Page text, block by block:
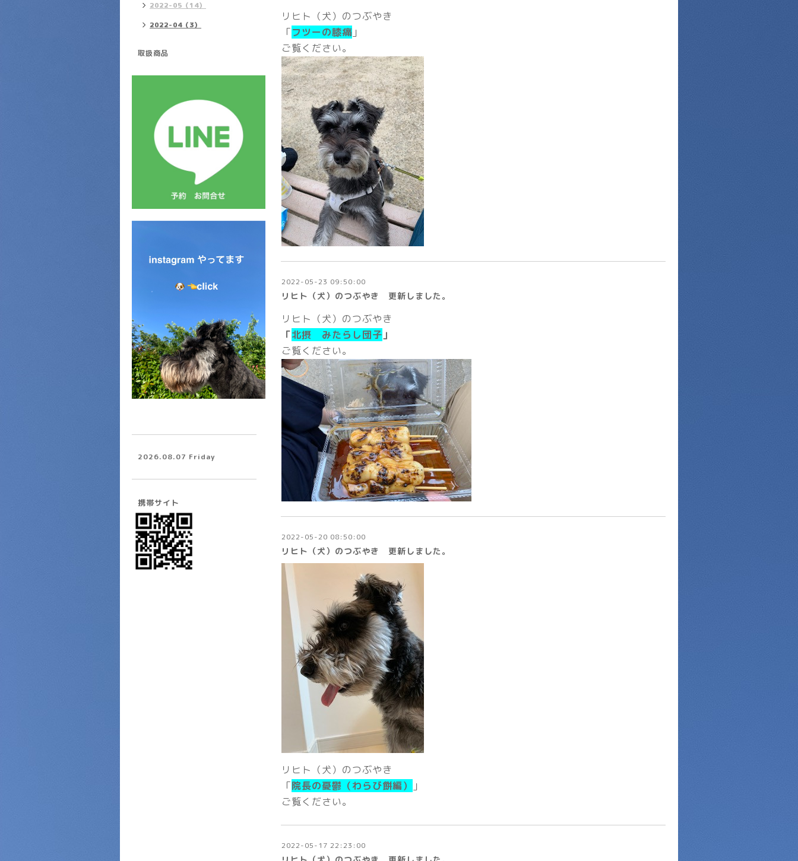
リヒト（犬）のつぶやき
「フツーの膝痛 」
ご覧ください。
2022-05-23 09:50:00
リヒト（犬）のつぶやき 更新しました。
リヒト（犬）のつぶやき
「北摂 みたらし団子 」
ご覧ください。
2022-05-20 08:50:00
リヒト（犬）のつぶやき 更新しました。
リヒト（犬）のつぶやき
「院長の憂鬱（わらび餅編）
」
ご覧ください。
2022-05-17 22:23:00
2022-05（14）
2022-04（3）
取扱商品
2026.08.07 Friday
携帯サイト